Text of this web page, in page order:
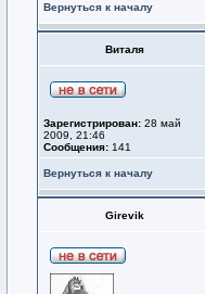
Вернуться к началу
Виталя
Зарегистрирован: 28 май
2009, 21:46
Сообщения: 141
Вернуться к началу
Girevik